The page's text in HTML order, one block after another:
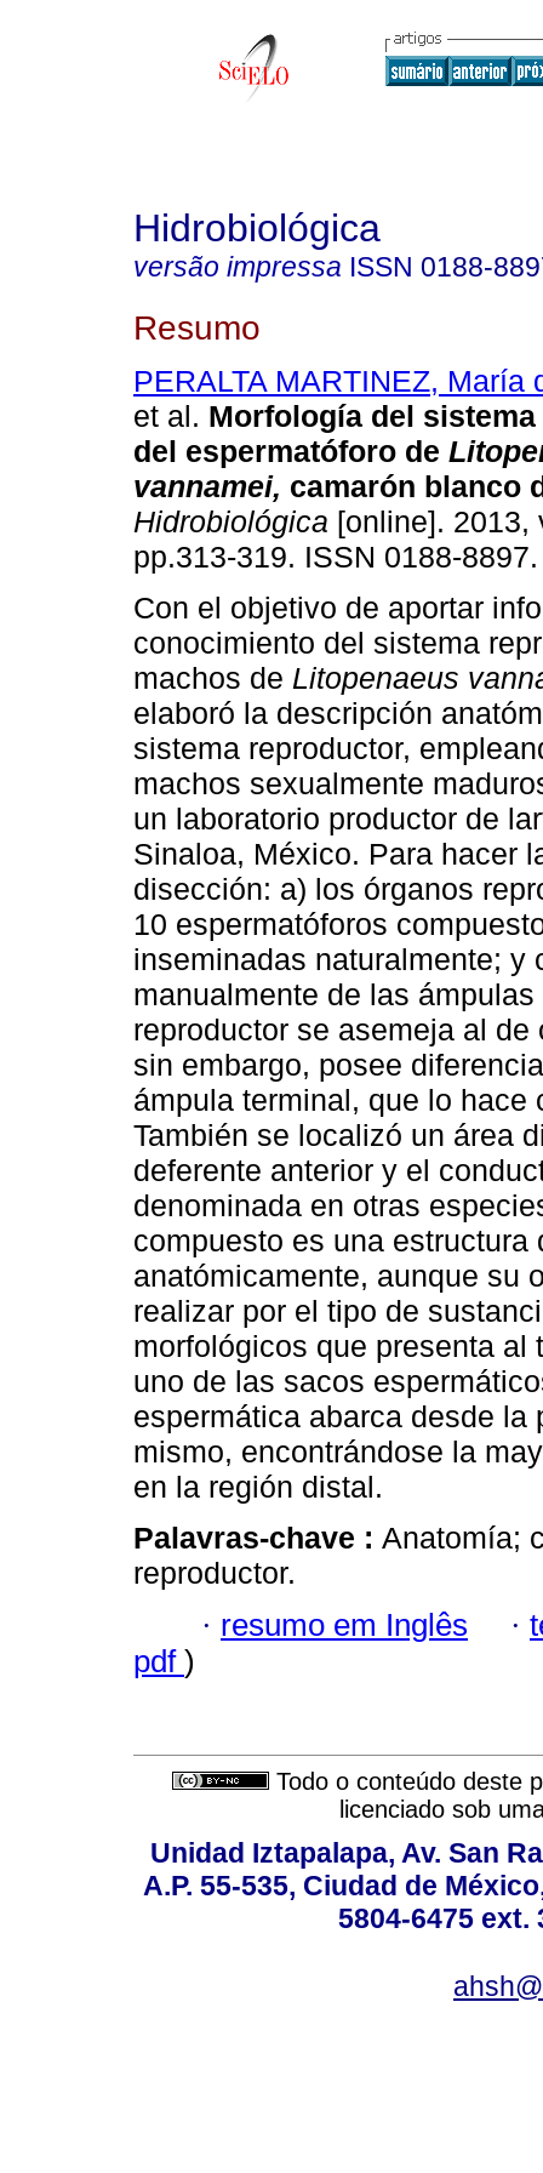
Hidrobiológica
versão impressa ISSN 0188-
Resumo
PERALTA MARTINEZ, María
et al. Morfología del
del espermatóforo de
vannamei, camarón blanco
Hidrobiológica [online]. 2013,
pp.313-319. ISSN 0188-8897.
Con el objetivo de aportar
conocimiento del sistema
machos de Litopenaeus
elaboró la descripción
sistema reproductor,
machos sexualmente
un laboratorio productor de
Sinaloa, México. Para hacer
disección: a) los órganos
10 espermatóforos
inseminadas naturalmente;
manualmente de las
reproductor se asemeja al
sin embargo, posee
ámpula terminal, que lo
También se localizó un área
deferente anterior y el
denominada en otras
compuesto es una estructura
anatómicamente, aunque su
realizar por el tipo de
morfológicos que presenta
uno de las sacos
espermática abarca desde
mismo, encontrándose la
en la región distal.
Palavras-chave : Anatomía;
reproductor.
· resumo em Inglês ·
pdf )
Todo o conteúdo deste
licenciado sob
Unidad Iztapalapa, Av. San
A.P. 55-535, Ciudad de
5804-6475 ext.